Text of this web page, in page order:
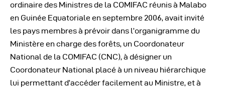
COMIFAC Newsletter
Réunions Réseaux
CEFDHAC
Autres Publications
ordinaire des Ministres de la COMIFAC réunis à Malabo
en Guinée Equatoriale en septembre 2006, avait invité
les pays membres à prévoir dans l’organigramme du
Ministère en charge des forêts, un Coordonateur
National de la COMIFAC (CNC), à désigner un
Coordonateur National placé à un niveau hiérarchique
lui permettant d’accéder facilement au Ministre, et à